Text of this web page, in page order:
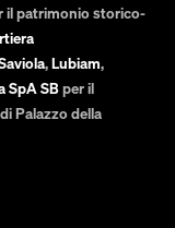
il patrimonio storico-
,Lubiam,
SpA SBper il
Palazzo della